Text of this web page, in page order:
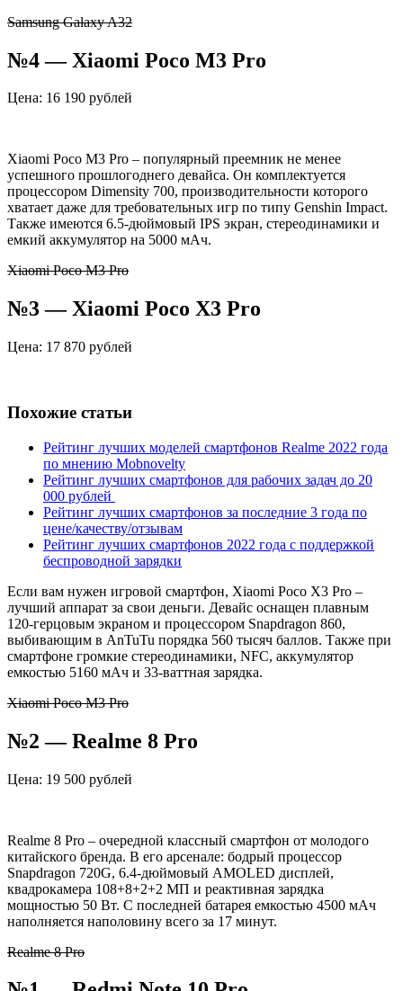
Samsung Galaxy A32
№4 — Xiaomi Poco M3 Pro
Цена: 16 190 рублей
Xiaomi Poco M3 Pro – популярный преемник не менее
успешного прошлогоднего девайса. Он комплектуется
процессором Dimensity 700, производительности которого
хватает даже для требовательных игр по типу Genshin Impact.
Также имеются 6.5-дюймовый IPS экран, стереодинамики и
емкий аккумулятор на 5000 мАч.
Xiaomi Poco M3 Pro
№3 — Xiaomi Poco X3 Pro
Цена: 17 870 рублей
Похожие статьи
Рейтинг лучших моделей смартфонов Realme 2022 года
по мнению Mobnovelty
Рейтинг лучших смартфонов для рабочих задач до 20
000 рублей
Рейтинг лучших смартфонов за последние 3 года по
цене/качеству/отзывам
Рейтинг лучших смартфонов 2022 года с поддержкой
беспроводной зарядки
Если вам нужен игровой смартфон, Xiaomi Poco X3 Pro –
лучший аппарат за свои деньги. Девайс оснащен плавным
120-герцовым экраном и процессором Snapdragon 860,
выбивающим в AnTuTu порядка 560 тысяч баллов. Также при
смартфоне громкие стереодинамики, NFC, аккумулятор
емкостью 5160 мАч и 33-ваттная зарядка.
Xiaomi Poco M3 Pro
№2 — Realme 8 Pro
Цена: 19 500 рублей
Realme 8 Pro – очередной классный смартфон от молодого
китайского бренда. В его арсенале: бодрый процессор
Snapdragon 720G, 6.4-дюймовый AMOLED дисплей,
квадрокамера 108+8+2+2 МП и реактивная зарядка
мощностью 50 Вт. С последней батарея емкостью 4500 мАч
наполняется наполовину всего за 17 минут.
Realme 8 Pro